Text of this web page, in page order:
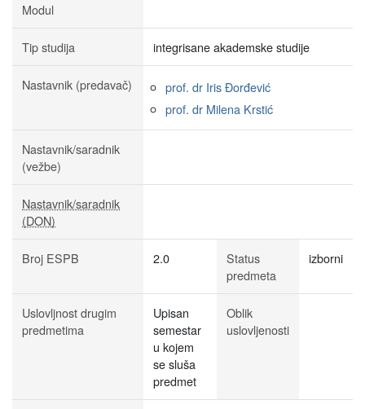
Modul
Tip studija integrisane akademske studije
Nastavnik (predavač)
prof. dr Iris Đorđević
prof. dr Milena Krstić
Nastavnik/saradnik
(vežbe)
Nastavnik/saradnik
(DON)
Broj ESPB 2.0
Status
predmeta
izborni
Uslovljnost drugim
predmetima
Upisan
semestar
u kojem
se sluša
predmet
Oblik
uslovljenosti